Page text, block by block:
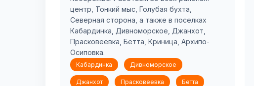
центр, Тонкий мыс, Голубая бухта,
Северная сторона, а также в поселках
Кабардинка, Дивноморское, Джанхот,
Прасковеевка, Бетта, Криница, Архипо-
Осиповка.
Кабардинка Дивноморское
Джанхот Прасковеевка Бетта